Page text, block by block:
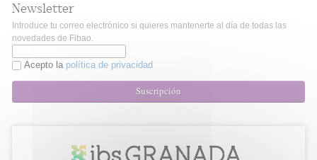
Newsletter
Introduce tu correo electrónico si quieres mantenerte al día de todas las
novedades de Fibao.
Acepto la política de privacidad
Suscripción